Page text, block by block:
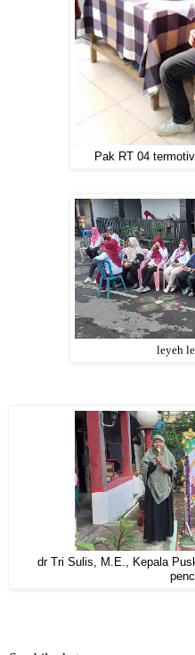
Pak RT 04
leyeh
dr Tri Sulis, M.E., Kepala